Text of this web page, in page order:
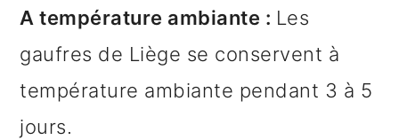
A température ambiante : Les
gaufres de Liège se conservent à
température ambiante pendant 3 à 5
jours.